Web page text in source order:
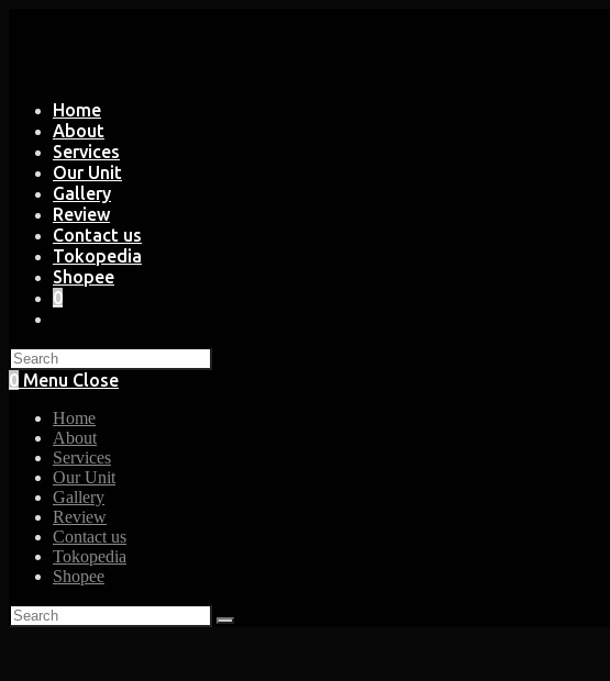
Home
About
Services
Our Unit
Gallery
Review
Contact us
Tokopedia
Shopee
0
search
0 Menu Close
Home
About
Services
Our Unit
Gallery
Review
Contact us
Tokopedia
Shopee